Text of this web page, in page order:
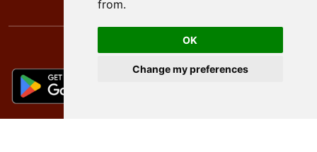
from.
OK
Change my preferences